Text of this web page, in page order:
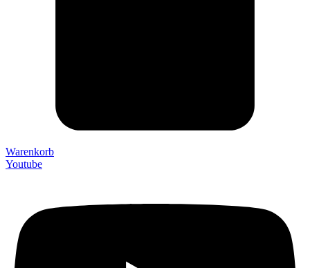
Warenkorb
Youtube